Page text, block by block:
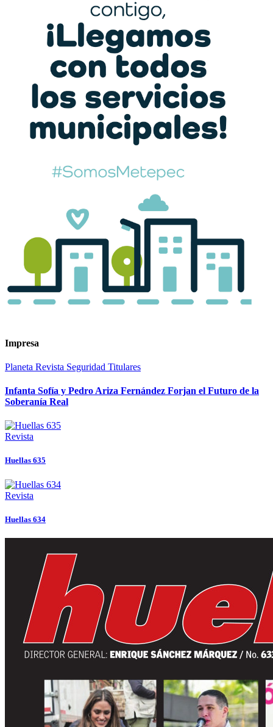
Impresa
Planeta Revista Seguridad Titulares
Infanta Sofía y Pedro Ariza Fernández Forjan el Futuro de la
Soberanía Real
Revista
Huellas 635
Revista
Huellas 634